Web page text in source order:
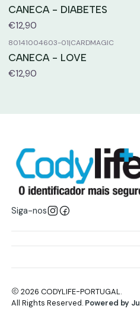
CANECA - DIABETES
€12,90
80141004603-01|CARDMAGIC
CANECA - LOVE
€12,90
Siga-nos
2026 CODYLIFE-PORTUGAL.
All Rights Reserved. Powered by